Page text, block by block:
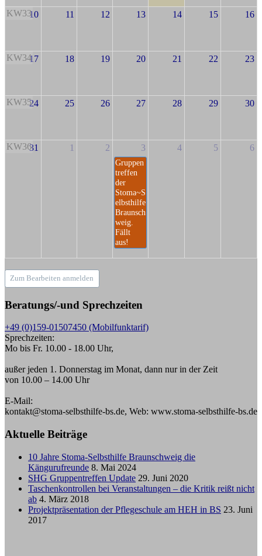
KW3310 11 12 13 14 15 16
KW3417 18 19 20 21 22 23
KW3524 25 26 27 28 29 30
KW3631 1 2 3
Gruppen
treffen
der
Stoma~S
elbsthilfe
Braunsch
weig.
Fällt
aus!
4 5 6
Zum Bearbeiten anmelden
Beratungs/-und Sprechzeiten
+49 (0)159-01507450 (Mobilfunktarif)
Sprechzeiten:
Mo bis Fr. 10.00 - 18.00 Uhr,
außer jeden 1. Donnerstag im Monat, dann nur in der Zeit
von 10.00 – 14.00 Uhr
E-Mail:
kontakt@stoma-selbsthilfe-bs.de, Web: www.stoma-selbsthilfe-bs.de
Aktuelle Beiträge
10 Jahre Stoma-Selbsthilfe Braunschweig die
Kängurufreunde 8. Mai 2024
SHG Gruppentreffen Update 29. Juni 2020
Taschenkontrollen bei Veranstaltungen – die Kritik reißt nicht
ab 4. März 2018
Projektpräsentation der Pflegeschule am HEH in BS 23. Juni
2017